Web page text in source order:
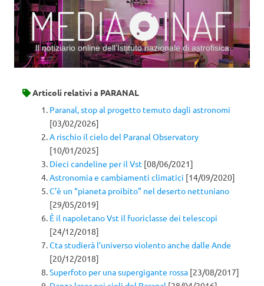
Il notiziario online dell’Istituto nazionale di astrofisica
Articoli relativi a PARANAL
Paranal, stop al progetto temuto dagli astronomi
[03/02/2026]
A rischio il cielo del Paranal Observatory
[10/01/2025]
Dieci candeline per il Vst [08/06/2021]
Astronomia e cambiamenti climatici [14/09/2020]
C’è un “pianeta proibito” nel deserto nettuniano
[29/05/2019]
È il napoletano Vst il fuoriclasse dei telescopi
[24/12/2018]
Cta studierà l’universo violento anche dalle Ande
[20/12/2018]
Superfoto per una supergigante rossa [23/08/2017]